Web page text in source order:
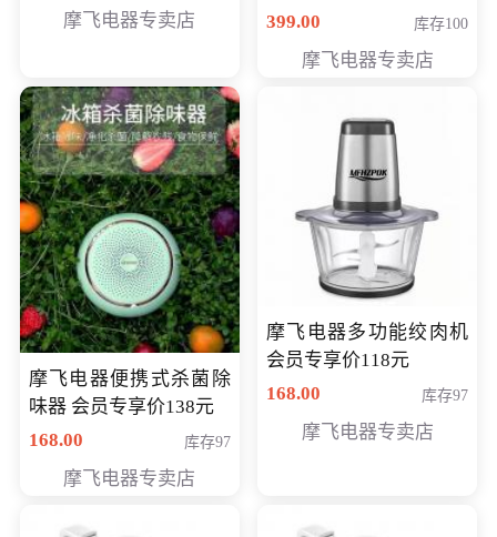
摩飞电器专卖店
299元
399.00 库存100
摩飞电器专卖店
摩飞电器便携式杀菌除
味器 会员专享价138元
168.00
库存97
摩飞电器专卖店
摩飞电器多功能绞肉机
会员专享价118元
168.00
库存97
摩飞电器专卖店